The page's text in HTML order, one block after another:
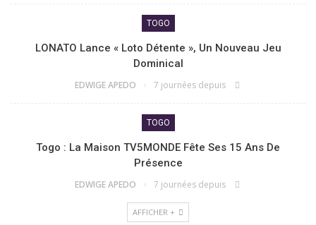
TOGO
LONATO Lance « Loto Détente », Un Nouveau Jeu
Dominical
EDWIGE APEDO 7 journées depuis
TOGO
Togo : La Maison TV5MONDE Fête Ses 15 Ans De
Présence
EDWIGE APEDO 7 journées depuis
AFFICHER +